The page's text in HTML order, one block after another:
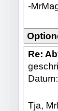
-
Re:
Tja,